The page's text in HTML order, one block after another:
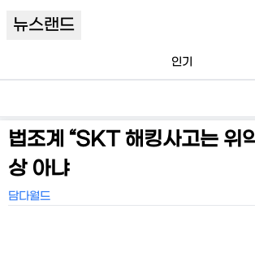
뉴스랜드
인기
법조계 “SKT 해킹사고는 위
상 아냐
담다월드